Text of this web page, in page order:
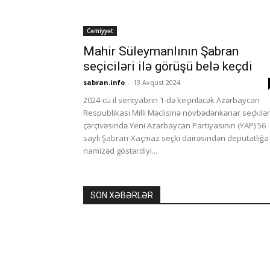
Cəmiyyət
Mahir Süleymanlının Şabran
seçiciləri ilə görüşü belə keçdi
sabran.info - 13 Avqust 2024
2024-cü il sentyabrın 1-də keçiriləcək Azərbaycan
Respublikası Milli Məclisinə növbədənkənar seçkilər
çərçivəsində Yeni Azərbaycan Partiyasının (YAP) 56
saylı Şabran-Xaçmaz seçki dairəsindən deputatlığa
namizəd göstərdiyi...
SON XƏBƏRLƏR